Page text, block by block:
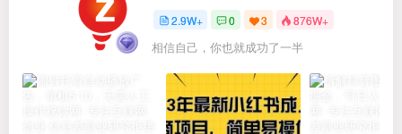
2.9W+ 0 3 876W+
相信自己，你也就成功了一半